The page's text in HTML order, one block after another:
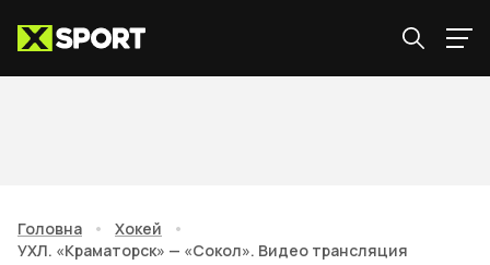
Головна • Хокей
•
УХЛ. «Краматорск» — «Сокол». Видео трансляция